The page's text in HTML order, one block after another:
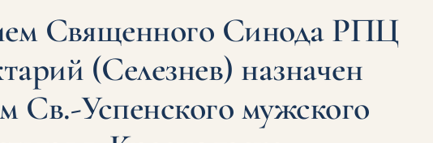
Священного Синода РПЦ
(Селезнев) назначен
Св.-Успенского мужского